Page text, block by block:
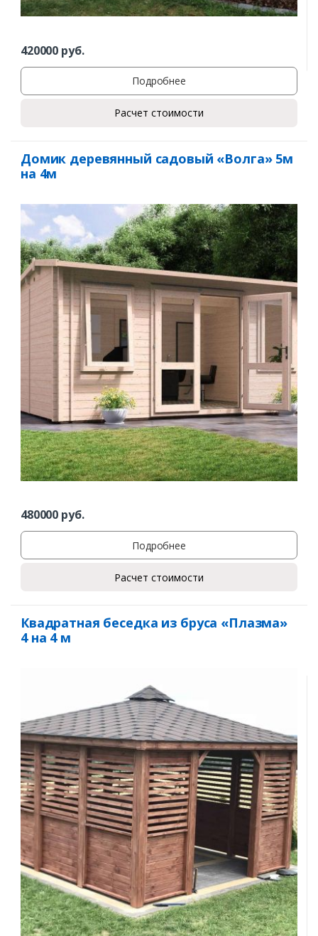
420000 руб.
Подробнее
Расчет стоимости
Домик деревянный садовый «Волга» 5м
на 4м
480000 руб.
Подробнее
Расчет стоимости
Квадратная беседка из бруса «Плазма»
4 на 4 м